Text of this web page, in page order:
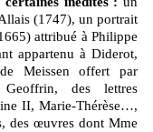
(1747), un portrait
attribué à Philippe
appartenu à Diderot,
Meissen offert par
Geoffrin, des lettres
II, Marie-Thérèse…,
des œuvres dont Mme